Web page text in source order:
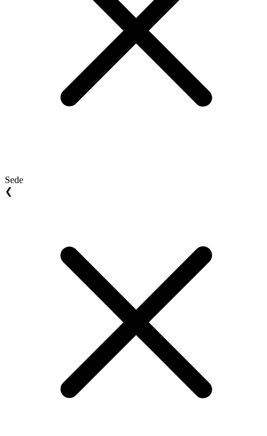
Sede
❮